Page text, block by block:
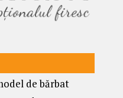
de bărbat